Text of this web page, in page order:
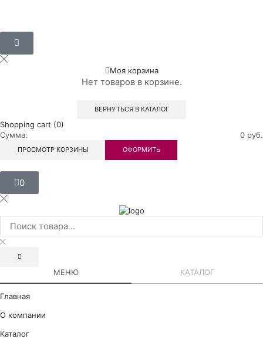
Моя корзина
Нет товаров в корзине.
ВЕРНУТЬСЯ В КАТАЛОГ
Shopping cart (0)
Сумма:
0 руб.
ПРОСМОТР КОРЗИНЫ ОФОРМИТЬ
0
МЕНЮ КАТАЛОГ
Главная
О компании
Каталог